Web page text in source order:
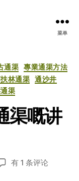
菜单
通渠
專業通渠方法
林通渠 通沙井
渠
渠嘅讲
关
有 1 条评论